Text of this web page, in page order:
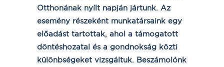
Otthonának nyílt napján jártunk. Az
esemény részeként munkatársaink egy
előadást tartottak, ahol a támogatott
döntéshozatal és a gondnokság közti
különbségeket vizsgáltuk. Beszámolónk